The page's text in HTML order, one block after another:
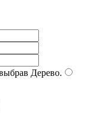
Дерево.